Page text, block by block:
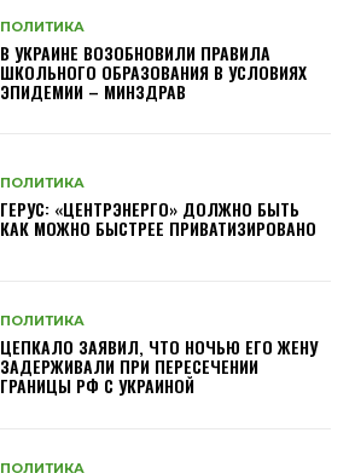
ПОЛИТИКА
В УКРАИНЕ ВОЗОБНОВИЛИ ПРАВИЛА
ШКОЛЬНОГО ОБРАЗОВАНИЯ В УСЛОВИЯХ
ЭПИДЕМИИ – МИНЗДРАВ
ПОЛИТИКА
ГЕРУС: «ЦЕНТРЭНЕРГО» ДОЛЖНО БЫТЬ
КАК МОЖНО БЫСТРЕЕ ПРИВАТИЗИРОВАНО
ПОЛИТИКА
ЦЕПКАЛО ЗАЯВИЛ, ЧТО НОЧЬЮ ЕГО ЖЕНУ
ЗАДЕРЖИВАЛИ ПРИ ПЕРЕСЕЧЕНИИ
ГРАНИЦЫ РФ С УКРАИНОЙ
ПОЛИТИКА